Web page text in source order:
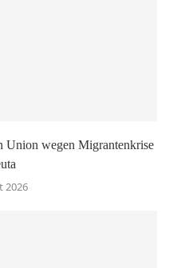
Union wegen Migrantenkrise
2026